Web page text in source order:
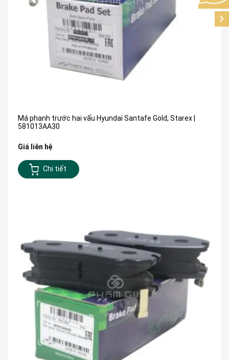
Má phanh trước hai vấu Hyundai Santafe Gold, Starex |
581013AA30
Giá liên hệ
Chi tiết